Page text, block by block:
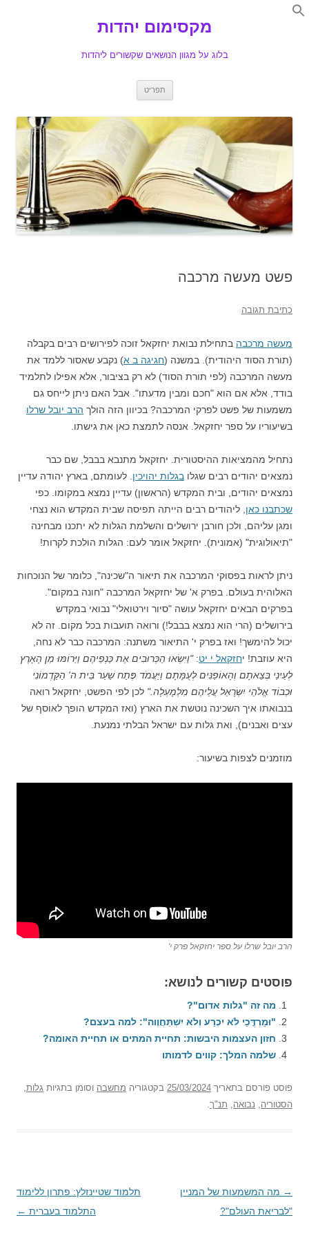
Search
מקסימום יהדות
בלוג על מגוון הנושאים שקשורים ליהדות
תפריט
פשט מעשה מרכבה
כתיבת תגובה
מעשה מרכבה בתחילת נבואת יחזקאל זוכה לפירושים רבים בקבלה
(תורת הסוד היהודית). במשנה (חגיגה ב א) נקבע שאסור ללמד את
מעשה המרכבה (לפי תורת הסוד) לא רק בציבור, אלא אפילו לתלמיד
בודד, אלא אם הוא "חכם ומבין מדעתו". אבל האם ניתן לייחס גם
משמעות של פשט לפרקי המרכבה? בכיוון הזה הולך הרב יובל שרלו
בשיעוריו על ספר יחזקאל. אנסה לתמצת כאן את גישתו.
נתחיל מהמציאות ההיסטורית. יחזקאל מתנבא בבבל, שם כבר
נמצאים יהודים רבים שגלו בגלות יהויכין . לעומתם, בארץ יהודה עדיין
נמצאים יהודים, ובית המקדש (הראשון) עדיין נמצא במקומו. כפי
שכתבנו כאן , ליהודים רבים הייתה תפיסה שבית המקדש הוא נצחי
ומגן עליהם, ולכן חורבן ירושלים והשלמת הגלות לא יתכנו מבחינה
"תיאולוגית" (אמונית). יחזקאל אומר לעם: הגלות הולכת לקרות!
ניתן לראות בפסוקי המרכבה את תיאור ה"שכינה", כלומר של הנוכחות
האלוהית בעולם. בפרק א' של יחזקאל המרכבה "חונה במקום".
בפרקים הבאים יחזקאל עושה "סיור וירטואלי" נבואי במקדש
בירושלים (הרי הוא נמצא בבבל!) ורואה תועבות בכל מקום. זה לא
יכול להימשך! ואז בפרק י' התיאור משתנה: המרכבה כבר לא נחה,
היא עוזבת! יחזקאל י יט:"וַיִּשְׂאוּ הַכְּרוּבִים אֶת כַּנְפֵיהֶם וַיֵּרוֹמּוּ מִן הָאָרֶץ
לְעֵינַי בְּצֵאתָם וְהָאוֹפַנִּים לְעֻמָּתָם וַיַּעֲמֹד פֶּתַח שַׁעַר בֵּית ה' הַקַּדְמוֹנִי
וּכְבוֹד אֱלֹהֵי יִשְׂרָאֵל עֲלֵיהֶם מִלְמָעְלָה." לכן לפי הפשט, יחזקאל רואה
בנבואתו איך השכינה נוטשת את הארץ (ואז המקדש הופך לאוסף של
עצים ואבנים), ואת גלות עם ישראל הבלתי נמנעת.
מוזמנים לצפות בשיעור:
הרב יובל שרלו על ספר יחזקאל פרק י'
פוסטים קשורים לנושא:
מה זה "גלות אדום"?
"וּמָרְדֳּכַי לֹא יִכְרַע וְלֹא יִשְׁתַּחֲוֶוה": למה בעצם?
חזון העצמות היבשות: תחיית המתים או תחיית האומה?
שלמה המלך: קווים לדמותו
פוסט פורסם בתאריך 25/03/2024 בקטגוריה מחשבה וסומן בתגיות גלות
הסטוריה
נבואה תנ"ך
ניווט
בפוסטים
→ מה המשמעות של המניין
"לבריאת העולם"?
תלמוד שטיינזלץ: פתרון ללימוד
התלמוד בעברית ←